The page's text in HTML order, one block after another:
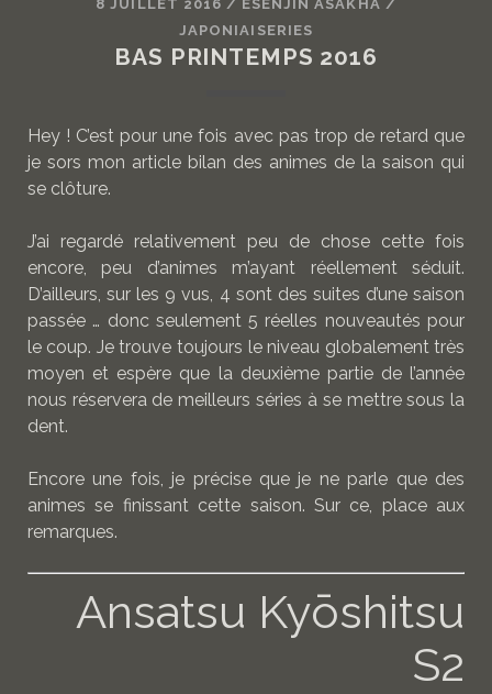
8 JUILLET 2016 / ESENJIN ASAKHA /
JAPONIAISERIES
BAS PRINTEMPS 2016
Hey ! C’est pour une fois avec pas trop de retard que
je sors mon article bilan des animes de la saison qui
se clôture.
J’ai regardé relativement peu de chose cette fois
encore, peu d’animes m’ayant réellement séduit.
D’ailleurs, sur les 9 vus, 4 sont des suites d’une saison
passée … donc seulement 5 réelles nouveautés pour
le coup. Je trouve toujours le niveau globalement très
moyen et espère que la deuxième partie de l’année
nous réservera de meilleurs séries à se mettre sous la
dent.
Encore une fois, je précise que je ne parle que des
animes se finissant cette saison. Sur ce, place aux
remarques.
Ansatsu Kyōshitsu
S2